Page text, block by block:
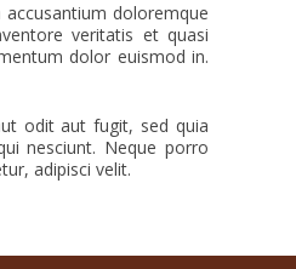
doloremque
veritatis et quasi
dolor euismod in.
odit aut fugit, sed quia
nesciunt. Neque porro
adipisci velit.